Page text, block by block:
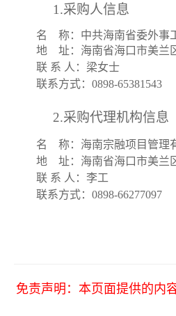
1.采购人信息
名 称： 中共海南省委外事
地
址： 海南省海口市美兰
联 系 人： 梁女士
联系方式： 0898-65381543
2.采购代理机构信息
名 称： 海南宗融项目管理
地
址： 海南省海口市美兰
联 系 人： 李工
联系方式： 0898-66277097
免责声明：本页面提供的内